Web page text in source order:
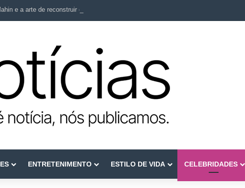
e a arte de reconstruir confiança
ENTRETENIMENTO ESTILO DE VIDA CELEBRIDADES